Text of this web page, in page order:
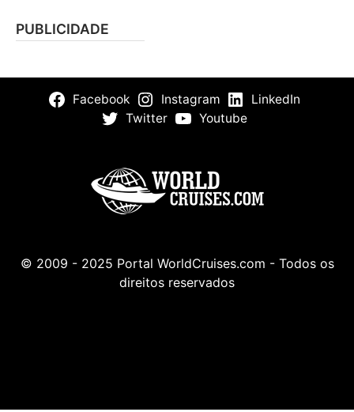
PUBLICIDADE
Facebook Instagram
LinkedIn
Twitter
Youtube
© 2009 - 2025 Portal WorldCruises.com - Todos os
direitos reservados